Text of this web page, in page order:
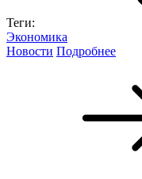
Теги:
Экономика
Новости Подробнее